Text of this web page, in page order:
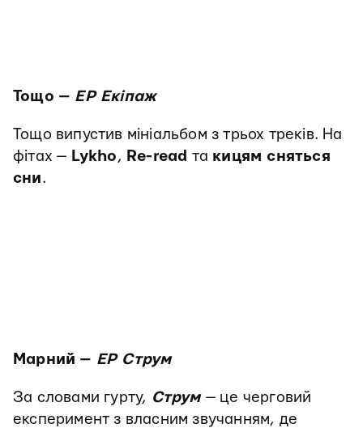
Тощо — EP Екіпаж
Тощо випустив мініальбом з трьох треків. На
фітах — Lykho , Re-read та кицям сняться
сни.
Марний — EP Струм
За словами гурту, Струм — це черговий
експеримент з власним звучанням, де